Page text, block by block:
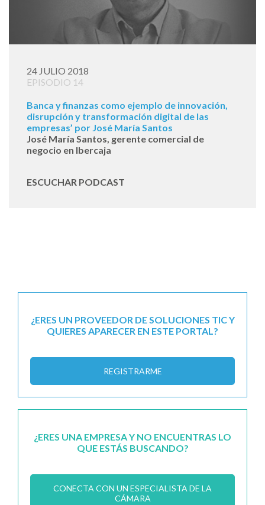
24 JULIO 2018
EPISODIO 14
Banca y finanzas como ejemplo de innovación,
disrupción y transformación digital de las
empresas’ por José María Santos
José María Santos, gerente comercial de
negocio en Ibercaja
ESCUCHAR PODCAST
¿ERES UN PROVEEDOR DE SOLUCIONES TIC Y
QUIERES APARECER EN ESTE PORTAL?
REGISTRARME
¿ERES UNA EMPRESA Y NO ENCUENTRAS LO
QUE ESTÁS BUSCANDO?
CONECTA CON UN ESPECIALISTA DE LA
CÁMARA